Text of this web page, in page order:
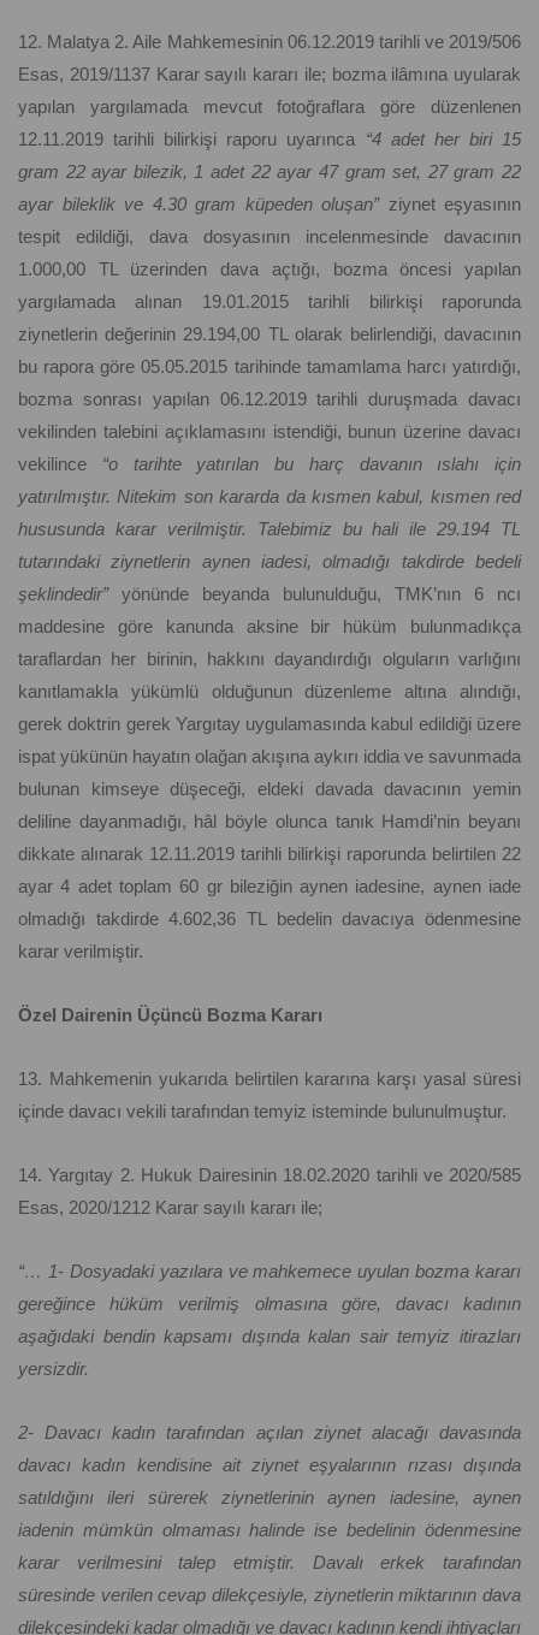
12. Malatya 2. Aile Mahkemesinin 06.12.2019 tarihli ve 2019/506
Esas, 2019/1137 Karar sayılı kararı ile; bozma ilâmına uyularak
yapılan yargılamada mevcut fotoğraflara göre düzenlenen
12.11.2019 tarihli bilirkişi raporu uyarınca “4 adet her biri 15
gram 22 ayar bilezik, 1 adet 22 ayar 47 gram set, 27 gram 22
ayar bileklik ve 4.30 gram küpeden oluşan”ziynet eşyasının
tespit edildiği, dava dosyasının incelenmesinde davacının
1.000,00 TL üzerinden dava açtığı, bozma öncesi yapılan
yargılamada alınan 19.01.2015 tarihli bilirkişi raporunda
ziynetlerin değerinin 29.194,00 TL olarak belirlendiği, davacının
bu rapora göre 05.05.2015 tarihinde tamamlama harcı yatırdığı,
bozma sonrası yapılan 06.12.2019 tarihli duruşmada davacı
vekilinden talebini açıklamasını istendiği, bunun üzerine davacı
vekilince “o tarihte yatırılan bu harç davanın ıslahı için
yatırılmıştır. Nitekim son kararda da kısmen kabul, kısmen red
hususunda karar verilmiştir. Talebimiz bu hali ile 29.194 TL
tutarındaki ziynetlerin aynen iadesi, olmadığı takdirde bedeli
şeklindedir”yönünde beyanda bulunulduğu, TMK’nın 6 ncı
maddesine göre kanunda aksine bir hüküm bulunmadıkça
taraflardan her birinin, hakkını dayandırdığı olguların varlığını
kanıtlamakla yükümlü olduğunun düzenleme altına alındığı,
gerek doktrin gerek Yargıtay uygulamasında kabul edildiği üzere
ispat yükünün hayatın olağan akışına aykırı iddia ve savunmada
bulunan kimseye düşeceği, eldeki davada davacının yemin
deliline dayanmadığı, hâl böyle olunca tanık Hamdi’nin beyanı
dikkate alınarak 12.11.2019 tarihli bilirkişi raporunda belirtilen 22
ayar 4 adet toplam 60 gr bileziğin aynen iadesine, aynen iade
olmadığı takdirde 4.602,36 TL bedelin davacıya ödenmesine
karar verilmiştir.
Özel Dairenin Üçüncü Bozma Kararı
13. Mahkemenin yukarıda belirtilen kararına karşı yasal süresi
içinde davacı vekili tarafından temyiz isteminde bulunulmuştur.
14. Yargıtay 2. Hukuk Dairesinin 18.02.2020 tarihli ve 2020/585
Esas, 2020/1212 Karar sayılı kararı ile;
“… 1- Dosyadaki yazılara ve mahkemece uyulan bozma kararı
gereğince hüküm verilmiş olmasına göre, davacı kadının
aşağıdaki bendin kapsamı dışında kalan sair temyiz itirazları
yersizdir.
2- Davacı kadın tarafından açılan ziynet alacağı davasında
davacı kadın kendisine ait ziynet eşyalarının rızası dışında
satıldığını ileri sürerek ziynetlerinin aynen iadesine, aynen
iadenin mümkün olmaması halinde ise bedelinin ödenmesine
karar verilmesini talep etmiştir. Davalı erkek tarafından
süresinde verilen cevap dilekçesiyle, ziynetlerin miktarının dava
dilekçesindeki kadar olmadığı ve davacı kadının kendi ihtiyaçları